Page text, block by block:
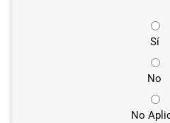
Sí
No
No